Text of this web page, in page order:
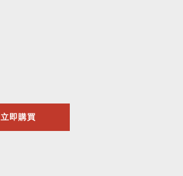
立即購買